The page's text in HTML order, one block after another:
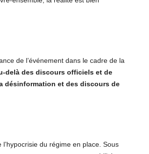
de l’événement dans le cadre de la
delà des discours officiels et de
désinformation et des discours de
l’hypocrisie du régime en place. Sous